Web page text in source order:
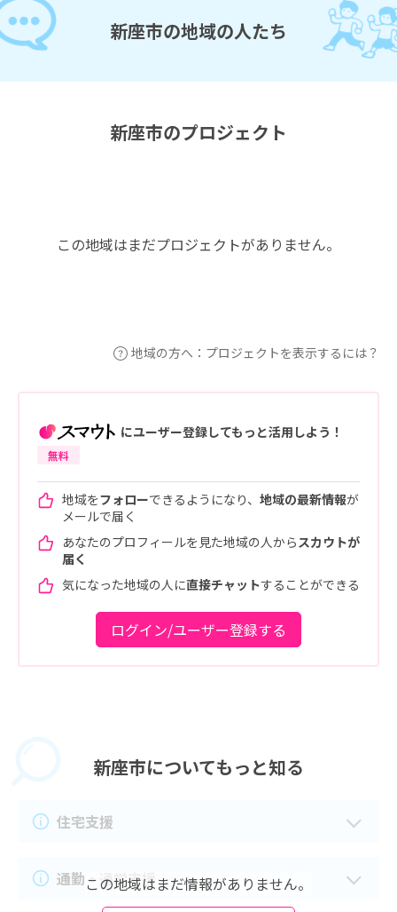
新座市の地域の人たち
新座市のプロジェクト
この地域はまだプロジェクトがありません。
地域の方へ：プロジェクトを表示するには？
にユーザー登録してもっと活用しよう！
無料
地域をフォローできるようになり、 地域の最新情報が
メールで届く
あなたのプロフィールを見た地域の人からスカウトが
届く
気になった地域の人に直接チャットすることができる
ログイン/ユーザー登録する
新座市についてもっと知る
この地域はまだ情報がありません。
住宅支援
通勤・通学支援